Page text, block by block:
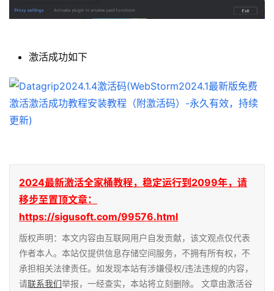
激活成功如下
2024最新激活全家桶教程，稳定运行到2099年，请
移步至置顶文章：
https://sigusoft.com/99576.html
版权声明：本文内容由互联网用户自发贡献，该文观点仅代表
作者本人。本站仅提供信息存储空间服务，不拥有所有权，不
承担相关法律责任。如发现本站有涉嫌侵权/违法违规的内容，
请联系我们举报，一经查实，本站将立刻删除。 文章由激活谷